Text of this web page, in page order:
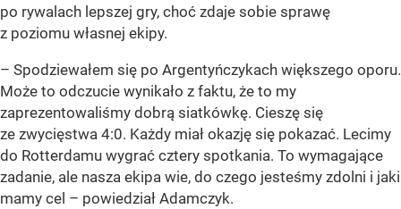
po rywalach lepszej gry, choć zdaje sobie sprawę
z poziomu własnej ekipy.
– Spodziewałem się po Argentyńczykach większego oporu.
Może to odczucie wynikało z faktu, że to my
zaprezentowaliśmy dobrą siatkówkę. Cieszę się
ze zwycięstwa 4:0. Każdy miał okazję się pokazać. Lecimy
do Rotterdamu wygrać cztery spotkania. To wymagające
zadanie, ale nasza ekipa wie, do czego jesteśmy zdolni i jaki
mamy cel – powiedział Adamczyk.